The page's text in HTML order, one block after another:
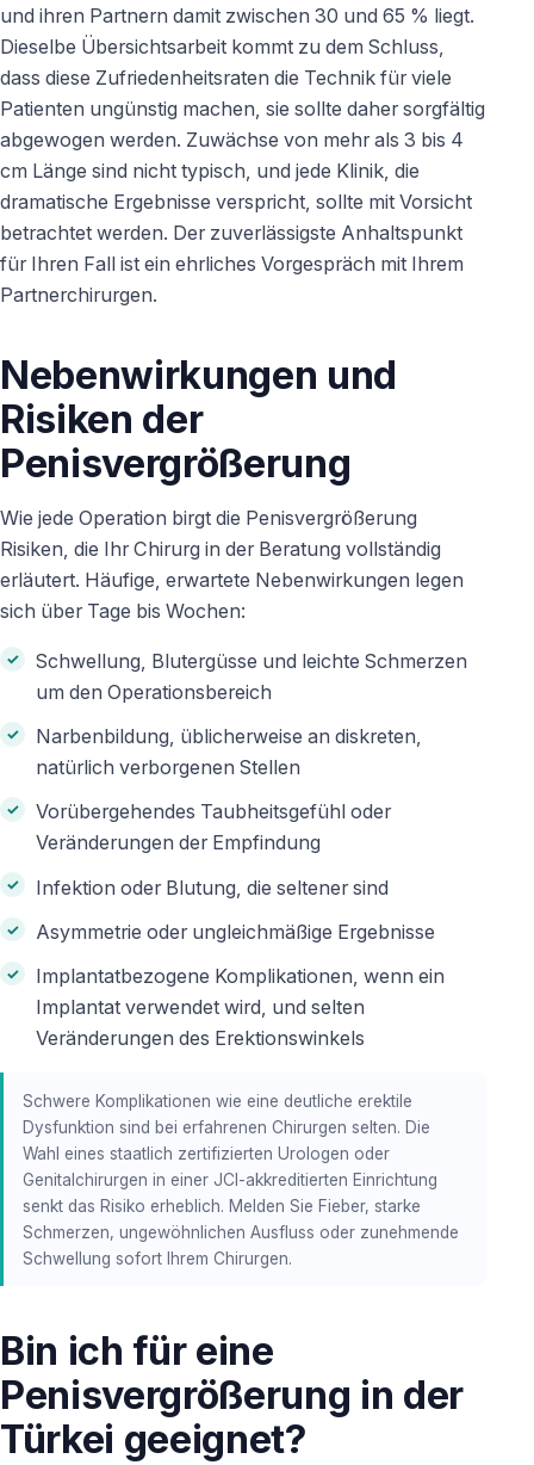
und ihren Partnern damit zwischen 30 und 65 % liegt.
Dieselbe Übersichtsarbeit kommt zu dem Schluss,
dass diese Zufriedenheitsraten die Technik für viele
Patienten ungünstig machen, sie sollte daher sorgfältig
abgewogen werden. Zuwächse von mehr als 3 bis 4
cm Länge sind nicht typisch, und jede Klinik, die
dramatische Ergebnisse verspricht, sollte mit Vorsicht
betrachtet werden. Der zuverlässigste Anhaltspunkt
für Ihren Fall ist ein ehrliches Vorgespräch mit Ihrem
Partnerchirurgen.
Nebenwirkungen und
Risiken der
Penisvergrößerung
Wie jede Operation birgt die Penisvergrößerung
Risiken, die Ihr Chirurg in der Beratung vollständig
erläutert. Häufige, erwartete Nebenwirkungen legen
sich über Tage bis Wochen:
Schwellung, Blutergüsse und leichte Schmerzen
um den Operationsbereich
Narbenbildung, üblicherweise an diskreten,
natürlich verborgenen Stellen
Vorübergehendes Taubheitsgefühl oder
Veränderungen der Empfindung
Infektion oder Blutung, die seltener sind
Asymmetrie oder ungleichmäßige Ergebnisse
Implantatbezogene Komplikationen, wenn ein
Implantat verwendet wird, und selten
Veränderungen des Erektionswinkels
Schwere Komplikationen wie eine deutliche erektile
Dysfunktion sind bei erfahrenen Chirurgen selten. Die
Wahl eines staatlich zertifizierten Urologen oder
Genitalchirurgen in einer JCI-akkreditierten Einrichtung
senkt das Risiko erheblich. Melden Sie Fieber, starke
Schmerzen, ungewöhnlichen Ausfluss oder zunehmende
Schwellung sofort Ihrem Chirurgen.
Bin ich für eine
Penisvergrößerung in der
Türkei geeignet?